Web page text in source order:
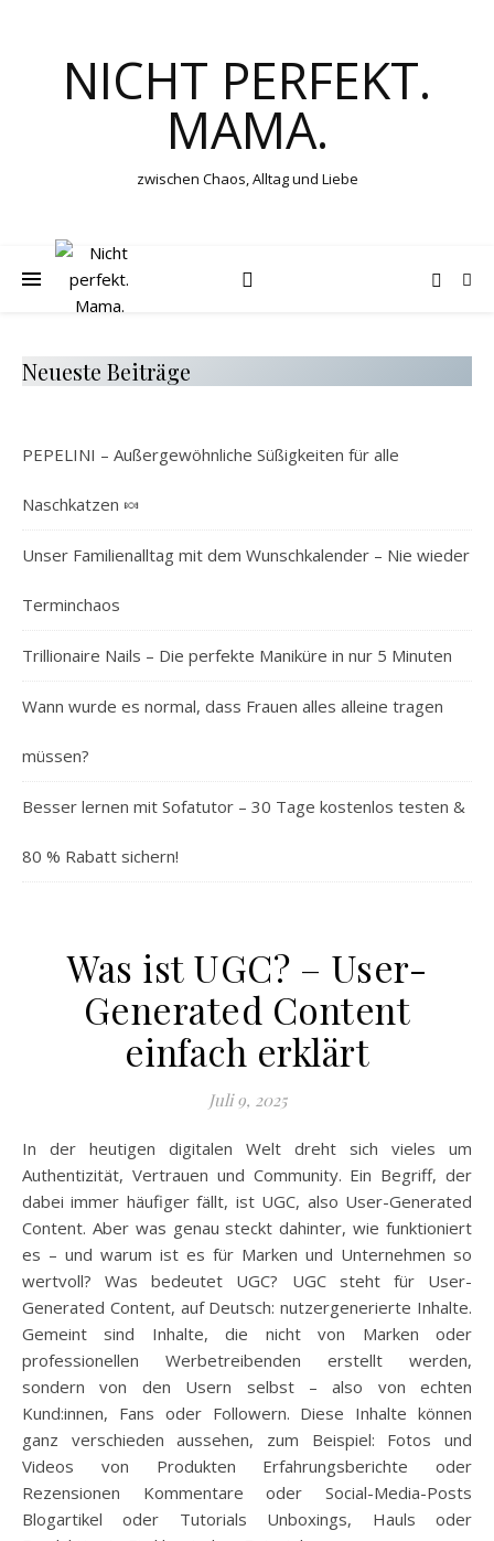
NICHT PERFEKT.
MAMA.
zwischen Chaos, Alltag und Liebe
Neueste Beiträge
PEPELINI – Außergewöhnliche Süßigkeiten für alle
Naschkatzen 🍬
Unser Familienalltag mit dem Wunschkalender – Nie wieder
Terminchaos
Trillionaire Nails – Die perfekte Maniküre in nur 5 Minuten
Wann wurde es normal, dass Frauen alles alleine tragen
müssen?
Besser lernen mit Sofatutor – 30 Tage kostenlos testen &
80 % Rabatt sichern!
Was ist UGC? – User-
Generated Content
einfach erklärt
Juli 9, 2025
In der heutigen digitalen Welt dreht sich vieles um
Authentizität, Vertrauen und Community. Ein Begriff, der
dabei immer häufiger fällt, ist UGC, also User-Generated
Content. Aber was genau steckt dahinter, wie funktioniert
es – und warum ist es für Marken und Unternehmen so
wertvoll? Was bedeutet UGC? UGC steht für User-
Generated Content, auf Deutsch: nutzer­generierte Inhalte.
Gemeint sind Inhalte, die nicht von Marken oder
professionellen Werbetreibenden erstellt werden,
sondern von den Usern selbst – also von echten
Kund:innen, Fans oder Followern. Diese Inhalte können
ganz verschieden aussehen, zum Beispiel: Fotos und
Videos von Produkten Erfahrungsberichte oder
Rezensionen Kommentare oder Social-Media-Posts
Blogartikel oder Tutorials Unboxings, Hauls oder